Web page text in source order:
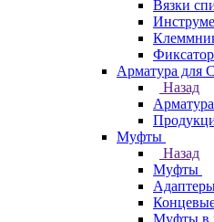
Вязки
Арматура для
Назад
Муфты
Назад
Муфты
Муфты в